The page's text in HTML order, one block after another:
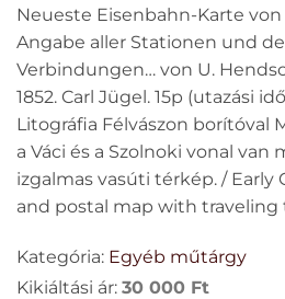
influirenden
Hendschel
M. 1852. Carl
(utazási idők)
cm Litográfia
Neueste Eisenbahn-Karte
Angabe aller Stationen und
Verbindungen… von U.
1852. Carl Jügel. 15p (utazási
Litográfia Félvászon borítóval
a Váci és a Szolnoki vonal van
izgalmas vasúti térkép. / Early
and postal map with traveling
Kategória: Egyéb műtárgy
Kikiáltási ár: 30 000 Ft